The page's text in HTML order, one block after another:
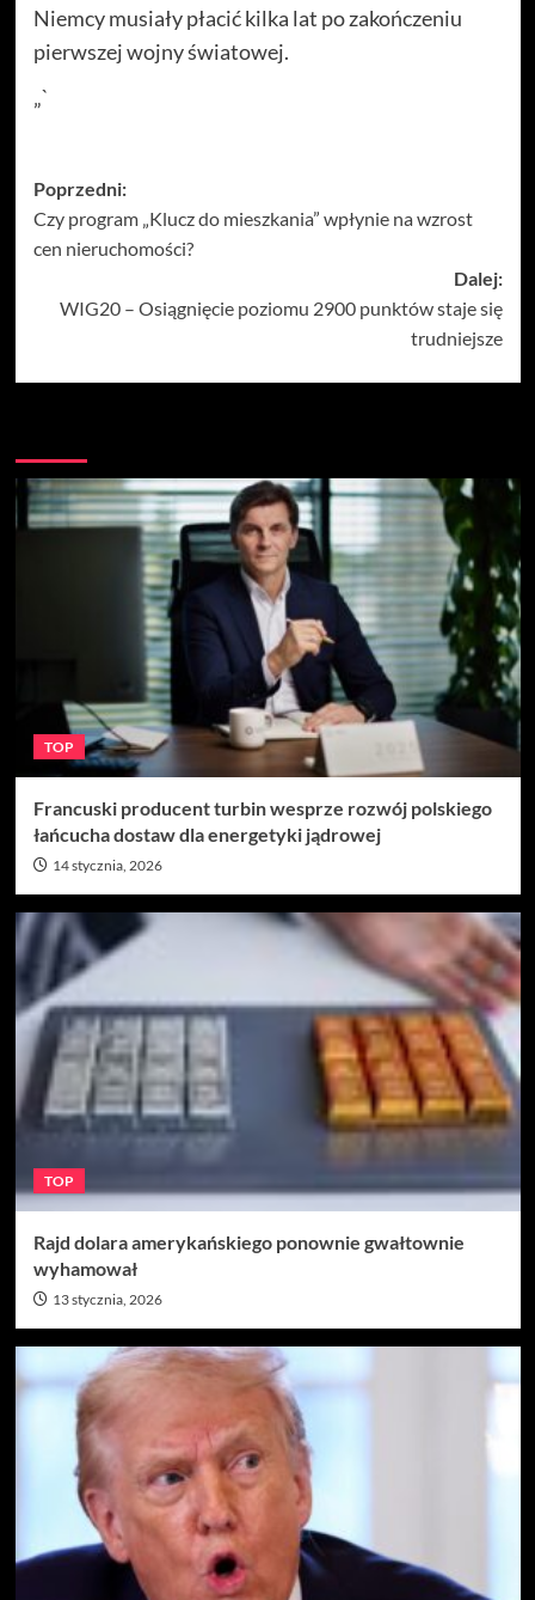
Niemcy musiały płacić kilka lat po zakończeniu
pierwszej wojny światowej.
„`
Zobacz
wpisy
Poprzedni:
Czy program „Klucz do mieszkania” wpłynie na wzrost
cen nieruchomości?
Dalej:
WIG20 – Osiągnięcie poziomu 2900 punktów staje się
trudniejsze
TOP
Francuski producent turbin wesprze rozwój polskiego
łańcucha dostaw dla energetyki jądrowej
14 stycznia, 2026
TOP
Rajd dolara amerykańskiego ponownie gwałtownie
wyhamował
13 stycznia, 2026